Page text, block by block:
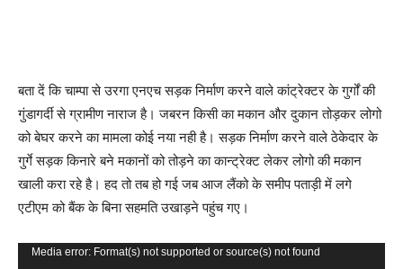
बता दें कि चाम्पा से उरगा एनएच सड़क निर्माण करने वाले कांट्रेक्टर के गुर्गों की
गुंडागर्दी से ग्रामीण नाराज है। जबरन किसी का मकान और दुकान तोड़कर लोगो
को बेघर करने का मामला कोई नया नही है। सड़क निर्माण करने वाले ठेकेदार के
गुर्गे सड़क किनारे बने मकानों को तोड़ने का कान्ट्रेक्ट लेकर लोगो की मकान
खाली करा रहे है। हद तो तब हो गई जब आज लैंको के समीप पताड़ी में लगे
एटीएम को बैंक के बिना सहमति उखाड़ने पहुंच गए।
Video
Media error: Format(s) not supported or source(s) not found